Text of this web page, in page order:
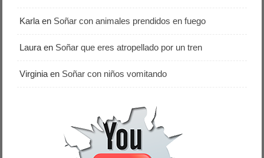
Karla en Soñar con animales prendidos en fuego
Laura en Soñar que eres atropellado por un tren
Virginia en Soñar con niños vomitando